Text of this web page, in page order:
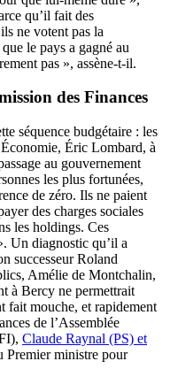
qu’il fait des
ne votent pas la
le pays a gagné au
pas », assène-t-il.
des Finances
séquence budgétaire : les
Éric Lombard, à
au gouvernement
les plus fortunées,
de zéro. Ils ne paient
des charges sociales
les holdings. Ces
Un diagnostic qu’il a
successeur Roland
Amélie de Montchalin,
à Bercy ne permettrait
fait mouche, et rapidement
de l’Assemblée
Claude Raynal (PS) et
Premier ministre pour